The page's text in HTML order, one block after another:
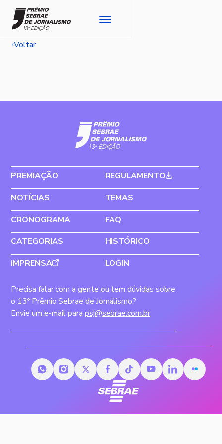
Voltar
PREMIAÇÃO
REGULAMENTO
NOTÍCIAS
TEMAS
CRONOGRAMA
FAQ
CATEGORIAS
HISTÓRICO
IMPRENSA
LOGIN
Precisa falar com a gente ou tem dúvidas sobre
o 13º Prêmio Sebrae de Jornalismo?
Envie um e-mail para psj@sebrae.com.br